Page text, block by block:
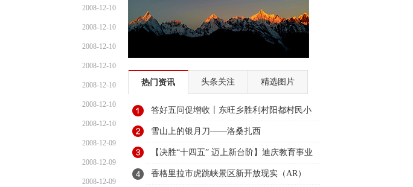
2008-12-10
2008-12-10
2008-12-10
2008-12-10
2008-12-10
2008-12-10
2008-12-10
2008-12-09
2008-12-09
2008-12-09
热门资讯 头条关注 精选图片
答好五问促增收丨东旺乡胜利村阳都村民小
组：葡萄产业铺就“甜蜜”增收路
雪山上的银月刀——洛桑扎西
【决胜“十四五” 迈上新台阶】迪庆教育事业
亮点多、成效显——培根铸魂育桃李
香格里拉市虎跳峡景区新开放现实（AR）